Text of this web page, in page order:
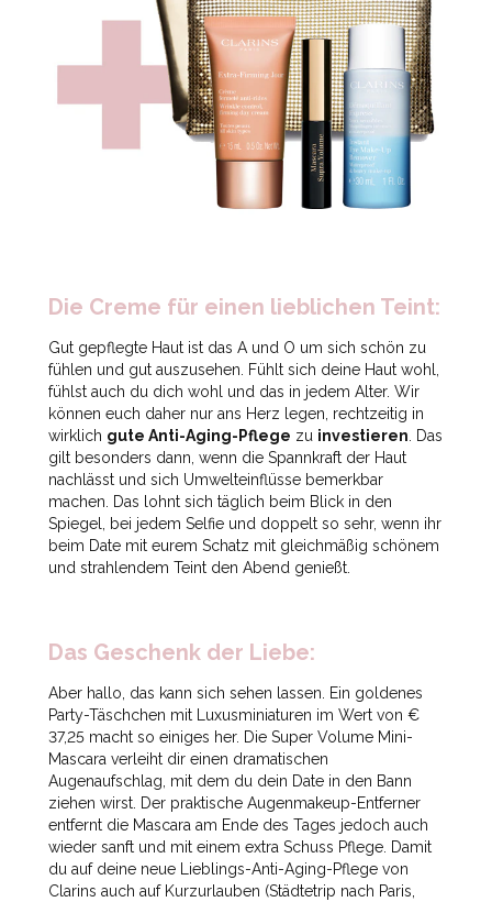
Die Creme für einen lieblichen Teint:
Gut gepflegte Haut ist das A und O um sich schön zu
fühlen und gut auszusehen. Fühlt sich deine Haut wohl,
fühlst auch du dich wohl und das in jedem Alter. Wir
können euch daher nur ans Herz legen, rechtzeitig in
wirklich gute Anti-Aging-Pflege zu investieren. Das
gilt besonders dann, wenn die Spannkraft der Haut
nachlässt und sich Umwelteinflüsse bemerkbar
machen. Das lohnt sich täglich beim Blick in den
Spiegel, bei jedem Selfie und doppelt so sehr, wenn ihr
beim Date mit eurem Schatz mit gleichmäßig schönem
und strahlendem Teint den Abend genießt.
Das Geschenk der Liebe:
Aber hallo, das kann sich sehen lassen. Ein goldenes
Party-Täschchen mit Luxusminiaturen im Wert von €
37,25 macht so einiges her. Die Super Volume Mini-
Mascara verleiht dir einen dramatischen
Augenaufschlag, mit dem du dein Date in den Bann
ziehen wirst. Der praktische Augenmakeup-Entferner
entfernt die Mascara am Ende des Tages jedoch auch
wieder sanft und mit einem extra Schuss Pflege. Damit
du auf deine neue Lieblings-Anti-Aging-Pflege von
Clarins auch auf Kurzurlauben (Städtetrip nach Paris,